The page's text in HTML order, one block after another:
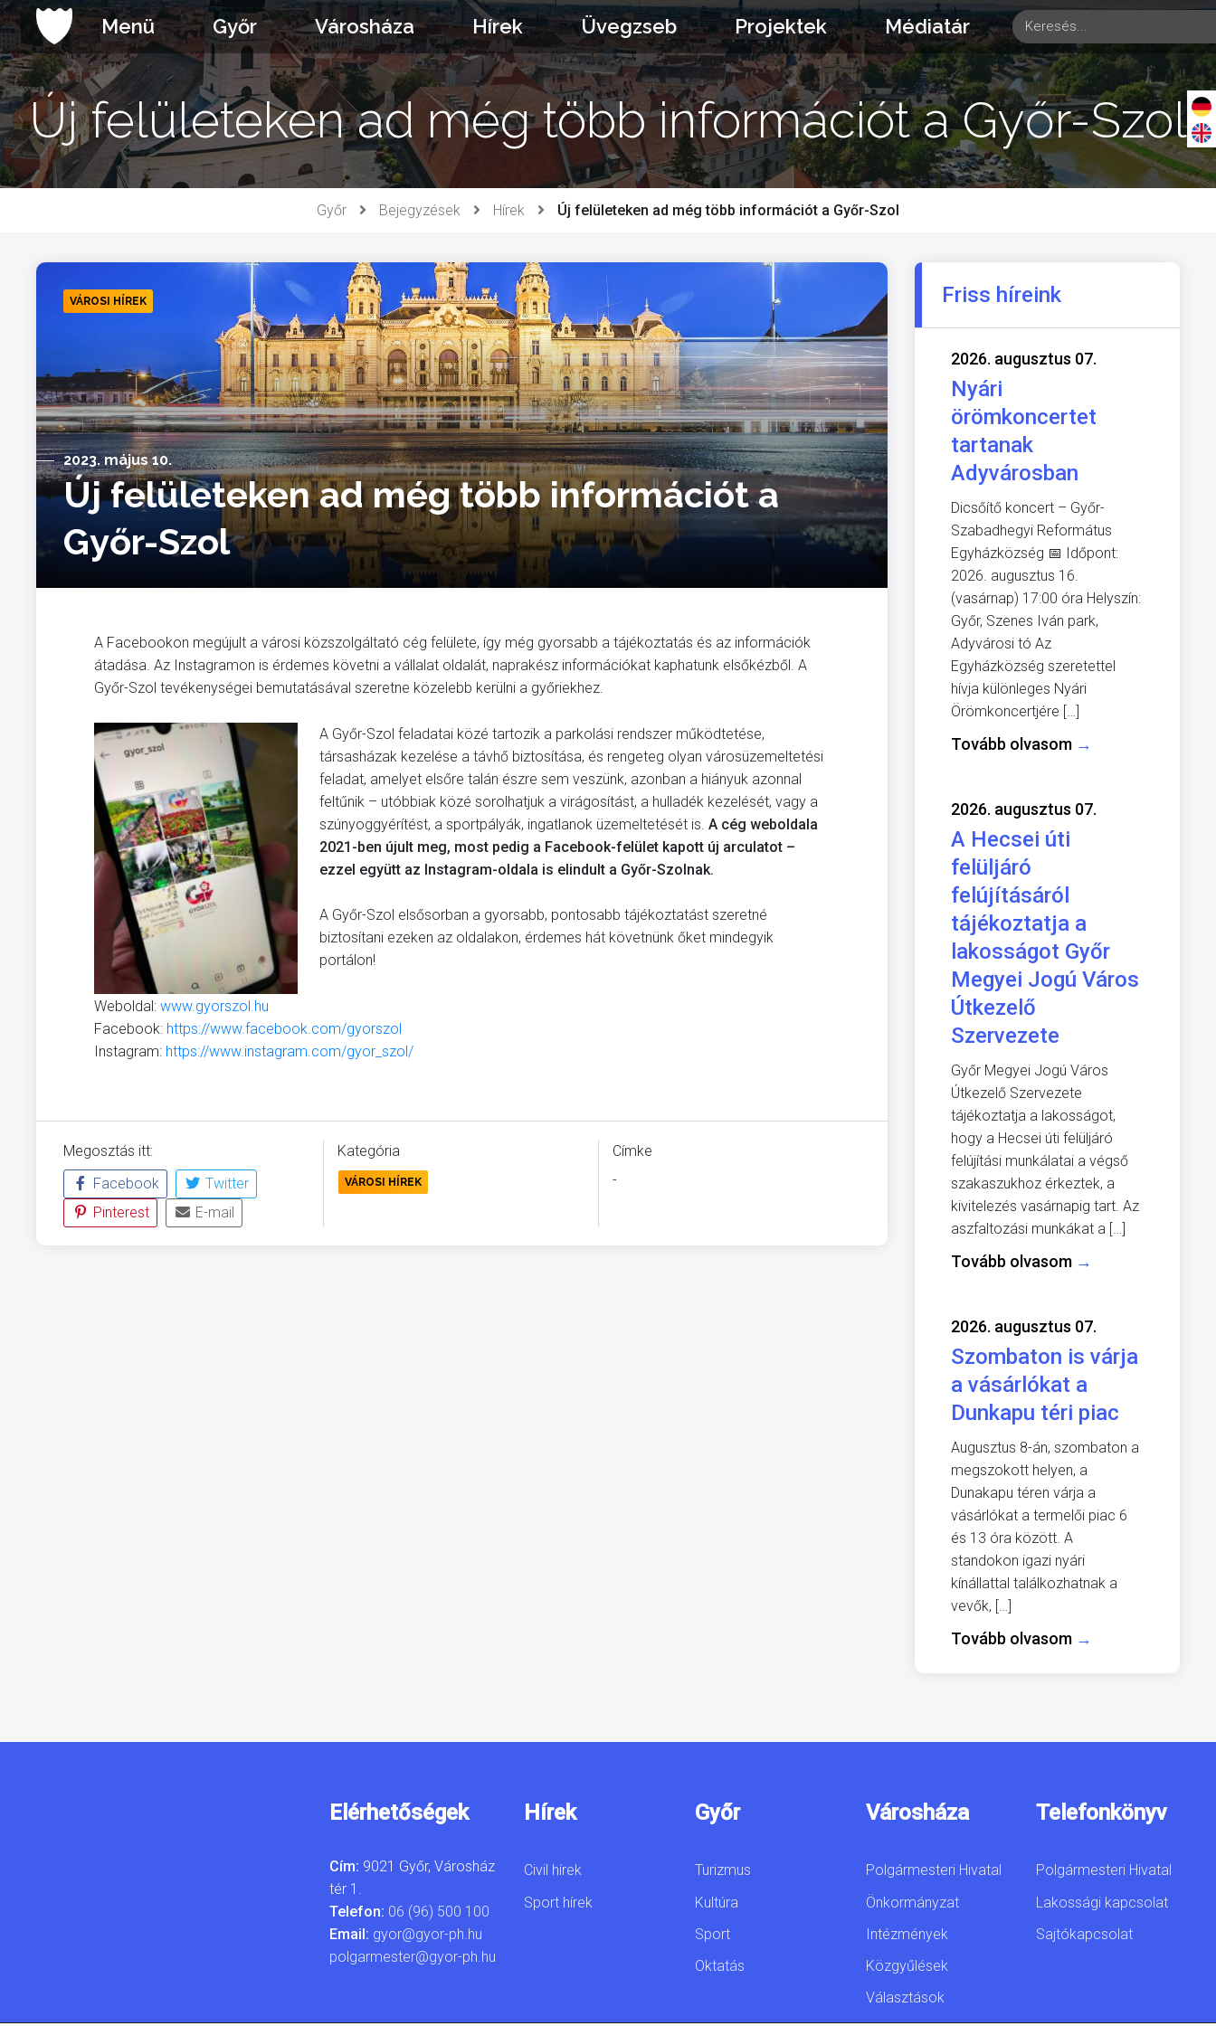
Ugrás
a
tartalomhoz
Menü Győr Városháza Hírek Üvegzseb Projektek Médiatár
Új felületeken ad még több információt a Győr-Szol
Győr Bejegyzések Hírek Új felületeken ad még több információt a Győr-Szol
VÁROSI HÍREK
2023. május 10.
Új felületeken ad még több információt a
Győr-Szol
A Facebookon megújult a városi közszolgáltató cég felülete, így még gyorsabb a tájékoztatás és az információk
átadása. Az Instagramon is érdemes követni a vállalat oldalát, naprakész információkat kaphatunk elsőkézből. A
Győr-Szol tevékenységei bemutatásával szeretne közelebb kerülni a győriekhez.
A Győr-Szol feladatai közé tartozik a parkolási rendszer működtetése,
társasházak kezelése a távhő biztosítása, és rengeteg olyan városüzemeltetési
feladat, amelyet elsőre talán észre sem veszünk, azonban a hiányuk azonnal
feltűnik – utóbbiak közé sorolhatjuk a virágosítást, a hulladék kezelését, vagy a
szúnyoggyérítést, a sportpályák, ingatlanok üzemeltetését is. A cég weboldala
2021-ben újult meg, most pedig a Facebook-felület kapott új arculatot –
ezzel együtt az Instagram-oldala is elindult a Győr-Szolnak.
A Győr-Szol elsősorban a gyorsabb, pontosabb tájékoztatást szeretné
biztosítani ezeken az oldalakon, érdemes hát követnünk őket mindegyik
portálon!
Weboldal: www.gyorszol.hu
Facebook: https://www.facebook.com/gyorszol
Instagram: https://www.instagram.com/gyor_szol/
Megosztás itt:
Facebook
Twitter
Pinterest
E-mail
Kategória
VÁROSI HÍREK
Címke
-
Friss híreink
2026. augusztus 07.
Nyári
örömkoncertet
tartanak
Adyvárosban
Dicsőítő koncert – Győr-
Szabadhegyi Református
Egyházközség 📅 Időpont:
2026. augusztus 16.
(vasárnap) 17:00 óra Helyszín:
Győr, Szenes Iván park,
Adyvárosi tó Az
Egyházközség szeretettel
hívja különleges Nyári
Örömkoncertjére […]
Tovább olvasom →
2026. augusztus 07.
A Hecsei úti
felüljáró
felújításáról
tájékoztatja a
lakosságot Győr
Megyei Jogú Város
Útkezelő
Szervezete
Győr Megyei Jogú Város
Útkezelő Szervezete
tájékoztatja a lakosságot,
hogy a Hecsei úti felüljáró
felújítási munkálatai a végső
szakaszukhoz érkeztek, a
kivitelezés vasárnapig tart. Az
aszfaltozási munkákat a […]
Tovább olvasom →
2026. augusztus 07.
Szombaton is várja
a vásárlókat a
Dunkapu téri piac
Augusztus 8-án, szombaton a
megszokott helyen, a
Dunakapu téren várja a
vásárlókat a termelői piac 6
és 13 óra között. A
standokon igazi nyári
kínállattal találkozhatnak a
vevők, […]
Tovább olvasom →
Elérhetőségek
Cím: 9021 Győr, Városház
tér 1.
Telefon: 06 (96) 500 100
Email: gyor@gyor-ph.hu
polgarmester@gyor-ph.hu
Hírek
Civil hírek
Sport hírek
Győr
Turizmus
Kultúra
Sport
Oktatás
Városháza
Polgármesteri Hivatal
Önkormányzat
Intézmények
Közgyűlések
Választások
Telefonkönyv
Polgármesteri Hivatal
Lakossági kapcsolat
Sajtókapcsolat